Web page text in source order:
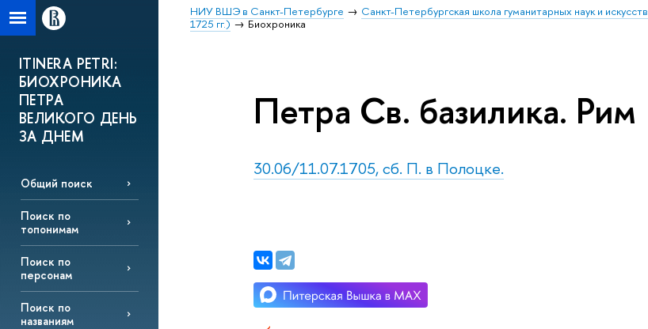
НИУ ВШЭ в Санкт-Петербурге Санкт-Петербургская школа гуманитарных наук и искусств
1725 гг.)
Биохроника
ITINERA PETRI:
БИОХРОНИКА
ПЕТРА
ВЕЛИКОГО ДЕНЬ
ЗА ДНЕМ
Общий поиск
Поиск по
топонимам
Поиск по
персонам
Поиск по
названиям
Петра Св. базилика. Рим
30.06/11.07.1705, сб. П. в Полоцке.